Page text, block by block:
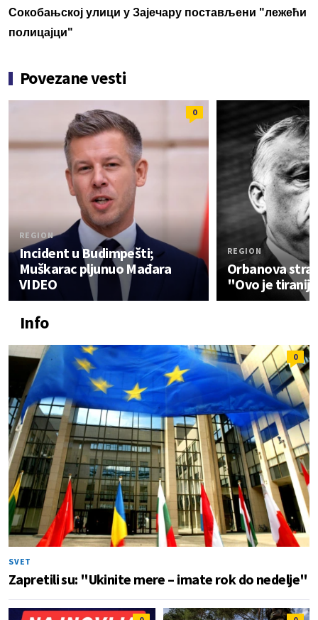
Сокобањској улици у Зајечару постављени "лежећи
полицајци"
Povezane vesti
0
REGION
Incident u Budimpešti;
Muškarac pljunuo Mađara
VIDEO
REGION
Orbanova
"Ovo je
Info
0
SVET
Zapretili su: "Ukinite mere – imate rok do nedelje"